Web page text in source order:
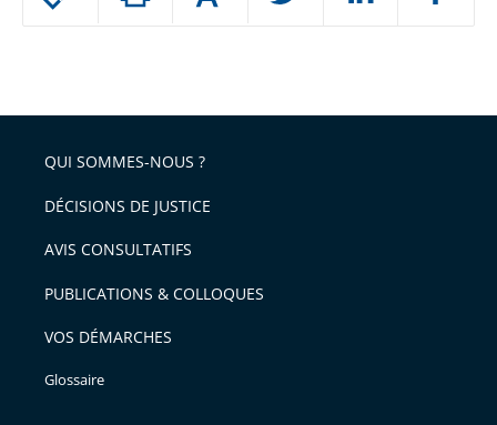
arriver
ou
l'article
pour
avant
QUI SOMMES-NOUS ?
DÉCISIONS DE JUSTICE
AVIS CONSULTATIFS
PUBLICATIONS & COLLOQUES
VOS DÉMARCHES
Glossaire